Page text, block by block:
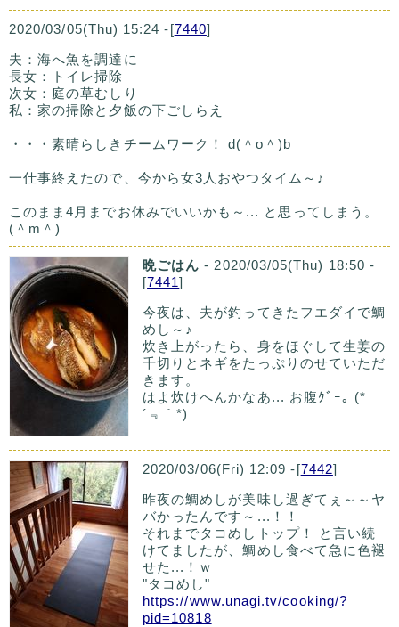
2020/03/05(Thu) 15:24 -[7440]
夫：海へ魚を調達に
長女：トイレ掃除
次女：庭の草むしり
私：家の掃除と夕飯の下ごしらえ
・・・素晴らしきチームワーク！ d(＾o＾)b
一仕事終えたので、今から女3人おやつタイム～♪
このまま4月までお休みでいいかも～... と思ってしまう。
(＾m＾)
晩ごはん - 2020/03/05(Thu) 18:50 -
[7441]
今夜は、夫が釣ってきたフエダイで鯛
めし～♪
炊き上がったら、身をほぐして生姜の
千切りとネギをたっぷりのせていただ
きます。
はよ炊けへんかなあ... お腹ｸﾞｰ｡ (*
´﹃｀*)
2020/03/06(Fri) 12:09 -[7442]
昨夜の鯛めしが美味し過ぎてぇ～～ヤ
バかったんです～...！！
それまでタコめしトップ！ と言い続
けてましたが、鯛めし食べて急に色褪
せた...！ｗ
"タコめし"
https://www.unagi.tv/cooking/?
pid=10818